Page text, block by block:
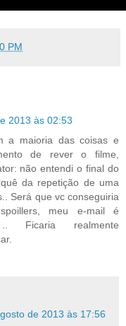
PM
2013 às 02:53
a maioria das coisas e
de rever o filme,
não entendi o final do
da repetição de uma
Será que vc conseguiria
meu e-mail é
.. Ficaria realmente
de 2013 às 17:56